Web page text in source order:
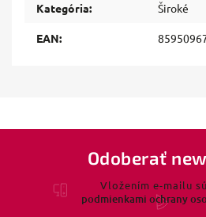
Kategória: Široké
EAN:
Odoberať
Vložením e-mailu
podmienkami ochrany